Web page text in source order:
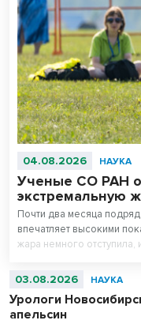
04.08.2026 НАУКА
Ученые СО РАН
экстремальную
Почти два месяца
впечатляет высокими
жара немного отступила,
03.08.2026 НАУКА
Урологи
апельсин